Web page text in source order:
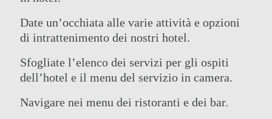
Date un’occhiata alle varie attività e opzioni
di intrattenimento dei nostri hotel.
Sfogliate l’elenco dei servizi per gli ospiti
dell’hotel e il menu del servizio in camera.
Navigare nei menu dei ristoranti e dei bar.